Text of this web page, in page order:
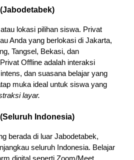
lokasi pilihan siswa. Privat
Anda yang berlokasi di Jakarta,
Tangsel, Bekasi, dan
Offline adalah interaksi
dan suasana belajar yang
muka ideal untuk siswa yang
layar.
Indonesia)
berada di luar Jabodetabek,
seluruh Indonesia. Belajar